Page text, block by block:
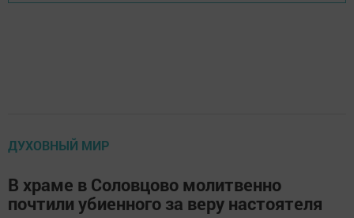
ДУХОВНЫЙ МИР
В храме в Соловцово молитвенно
почтили убиенного за веру настоятеля